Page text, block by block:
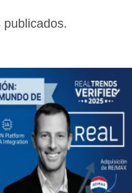
publicados.